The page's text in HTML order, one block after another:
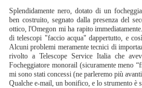
Splendidamente nero, dotato di un
ben costruito, segnato dalla presenza del
ottico, l'Omegon mi ha rapito
di telescopi "faccio acqua" dappertutto, e
Alcuni problemi meramente tecnici di
rivolto a Telescope Service Italia che
Focheggiatore monorail (sicuramente meno
mi sono stati concessi (ne parleremo più
Qualche e-mail, un bonifico, e lo strumento è